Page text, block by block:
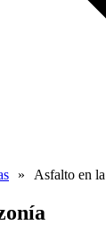
» Asfalto en